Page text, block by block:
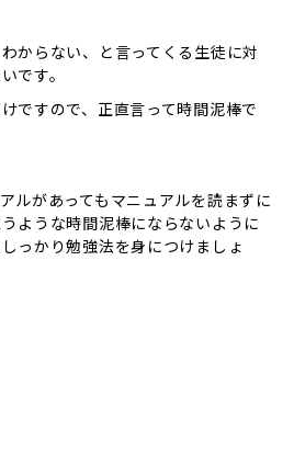
からない、と言ってくる生徒に対
です。
ですので、正直言って時間泥棒で
ルがあってもマニュアルを読まずに
ような時間泥棒にならないように
っかり勉強法を身につけましょ